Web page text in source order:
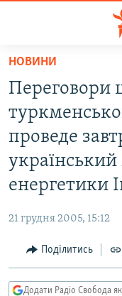
Перейти
основного
матеріалу
Перейти
до
основної
навігації
Перейти
до
ВСЕ ЗА ДОБУ
СТАТТІ
ПОЛІТИКА
СПОРТ
УКРАЇНА
РОСІЙСЬКА
КРИМ.РЕАЛІЇ
ТИ ЯК?
СХЕМИ
НОВИНИ
Переговори
проведе
український
енергетики
21 грудня 2005, 15:12
Поділитись
Додати Радіо Свобода